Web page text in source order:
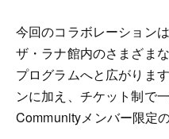
今回のコラボレーション
ザ・ラナ館内のさまざま
プログラムへと広がりま
ンに加え、チケット制で
Communityメンバー限定